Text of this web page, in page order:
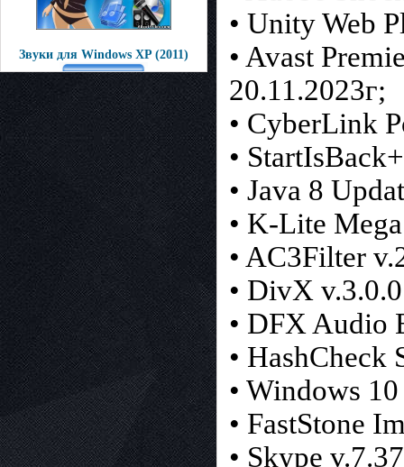
Звуки для Windows XP (2011)
• Unity Web
• Avast
20.11.2023г;
• CyberLink
•
• Java 8
• K-Lite
• AC3Filter
• DivX
• DFX Audio
• HashCheck
• Windows
• FastStone
• Skype